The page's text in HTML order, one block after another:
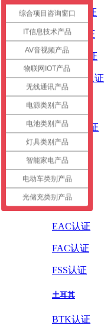
ROHS认证
PAHS认证
WEEE认证
REACH认证
英国
UKCA认证
德国
GS认证
俄罗斯
EAC认证
FAC认证
FSS认证
土耳其
BTK认证
综合项目咨询窗口
IT信息技术产品
AV音视频产品
物联网IOT产品
无线通讯产品
电源类别产品
电池类别产品
灯具类别产品
智能家电产品
电动车类别产品
光储充类别产品